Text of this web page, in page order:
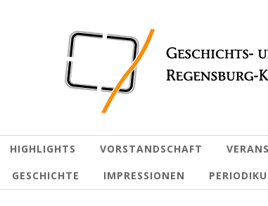
HIGHLIGHTS VORSTANDSCHAFT
GESCHICHTE
IMPRESSIONEN